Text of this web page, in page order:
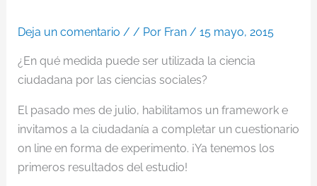
Deja un comentario / / Por Fran / 15 mayo, 2015
¿En qué medida puede ser utilizada la ciencia
ciudadana por las ciencias sociales?
El pasado mes de julio, habilitamos un framework e
invitamos a la ciudadanía a completar un cuestionario
on line en forma de experimento. ¡Ya tenemos los
primeros resultados del estudio!